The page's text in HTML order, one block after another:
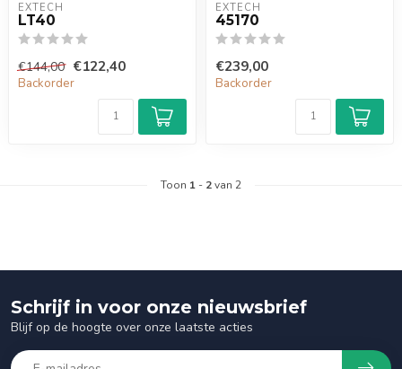
EXTECH
LT40
€144,00 €122,40
Backorder
EXTECH
45170
€239,00
Backorder
Toon 1 - 2van 2
Schrijf in voor onze nieuwsbrief
Blijf op de hoogte over onze laatste acties